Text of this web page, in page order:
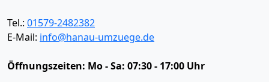
Tel.: 01579-2482382
E-Mail: info@hanau-umzuege.de
Öffnungszeiten: Mo - Sa: 07:30 - 17:00 Uhr